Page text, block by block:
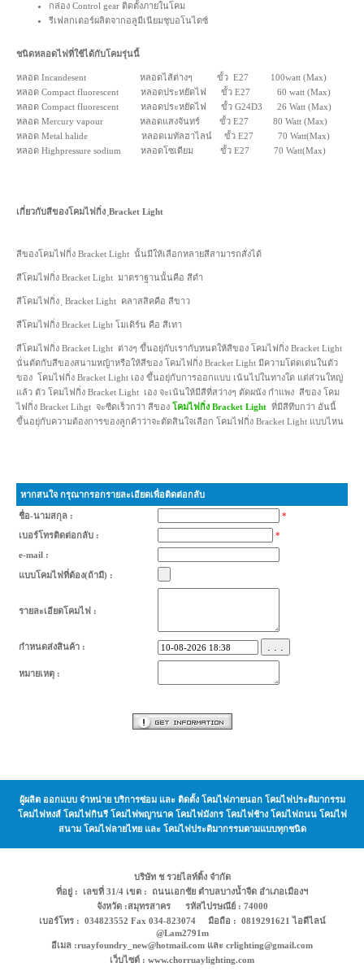
กล่อง Control gear ติดตั้งภายในโคม
รีเฟลกเตอร์ผลิตจากอลูมีเนียมชุบอโนไดซ์
ชนิดหลอดไฟที่ใช้ได้กับโคมรุ่นนี้
หลอด Incandesent หลอดไส้ต่างๆ ขั้ว E27 100watt (Max)
หลอด Compact fluorescent หลอดประหยัดไฟ ขั้ว E27 60 watt (Max)
หลอด Compact fluorescent หลอดประหยัดไฟ ขั้ว G24D3 26 Watt (Max)
หลอด Mercury vapour หลอดแสงจันทร์ ขั้ว E27 80 Watt (Max)
หลอด Metal halide หลอดเมทัลฮาไลน์ ขั้ว E27 70 Watt(Max)
หลอด Highpressure sodium หลอดโซเดียม ขั้ว E27 70 Watt(Max)
เกี่ยวกับสีของโคมไฟกิ่ง ฺBracket Light
สีของโคมไฟกิ่ง Bracket Light นั้นมีให้เลือกหลายสีสามารถสั่งได้
สีโคมไฟกิ่ง Bracket Light มาตราฐานนั้นคือ สีดำ
สีโคมไฟกิ่ง ฺ Bracket Light คลาสสิคคือ สีขาว
สีโคมไฟกิ่ง Bracket Light โมเดิร์น คือ สีเทา
สีโคมไฟกิ่ง Bracket Light ต่างๆ ขึ้นอยุ่กับเรากับหนดให้สีของ โคมไฟกิ่ง Bracket Light
นั่นตัดกับสีของสนามหญ้าหรือให้สีของ โคมไฟกิ่ง Bracket Light มีความโด่ดเด่นในตัว
ของ โคมไฟกิ่ง Bracket Light เอง ขึ้นอยุ่กับการออกแบบ เน้นไปในทางใด แต่ส่วนใหญ่
แล้ว ตัว โคมไฟกิ่ง Bracket Light เอง จะเน้นให้มีสีที่สว่างๆ ตัดผนัง กำแพง สีของ โคม
ไฟกิ่ง Bracket Lihgt จะซีดเร็วกว่า สีของ โคมไฟกิ่ง Bracket Light ที่มีสีทึบกว่า อันนี้
ขึ้นอยุ่กับความต้องการของลูกค้าว่าจะตัดสินใจเลือก โคมไฟกิ่ง Bracket Light แบบไหน
หากสนใจ กรุณากรอกรายละเอียดเพื่อติดต่อกลับ
ชื่อ-นามสกุล :
*
เบอร์โทรติดต่อกลับ :
*
e-mail :
แบบโคมไฟที่ต้อง(ถ้ามี) :
รายละเอียดโคมไฟ :
กำหนดส่งสินค้า : . . .
หมายเหตุ :
ผู้ผลิต ออกแบบ จำหน่าย บริการซ่อม และ ติดตั้ง โคมไฟภายนอก โคมไฟประติมากรรม
โคมไฟหงส์ โคมไฟกินรี โคมไฟพญานาค โคมไฟมังกร โคมไฟช้าง โคมไฟถนน โคมไฟ
สนาม โคมไฟลายไทย และ โคมไฟประติมากรรมตามแบบทุกชนิด
บริษัท ช รวยไลท์ติ้ง จำกัด
ที่อยู่ : เลขที่ 31/4 เขต : ถนนเอกชัย ตำบลบางน้ำจืด อำเภอเมืองฯ
จังหวัด :สมุทรสาคร รหัสไปรษณีย์ : 74000
เบอร์โทร : 034823552 Fax 034-823074 มือถือ : 0819291621 ไอดีไลน์
@Lam2791m
อีเมล :ruayfoundry_new@hotmail.com และ crlighting@gmail.com
เว็บไซต์ : www.chorruaylighting.com